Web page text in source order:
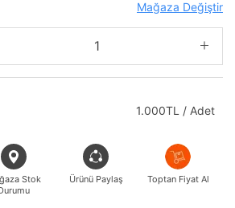
Mağaza Değiştir
1.000TL / Adet
Stok
Ürünü Paylaş Toptan Fiyat Al